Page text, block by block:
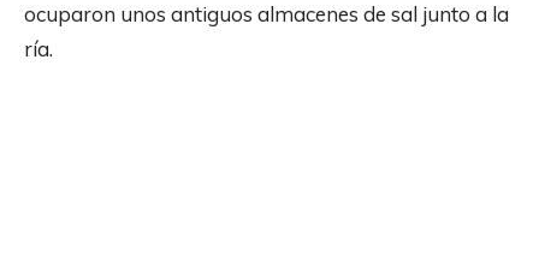
ocuparon unos antiguos almacenes de sal junto a la
ría.